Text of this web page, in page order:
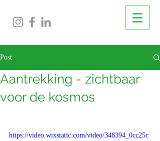
Post
Aantrekking - zichtbaar
voor de kosmos
https://video.wixstatic.com/video/348394_0cc25c